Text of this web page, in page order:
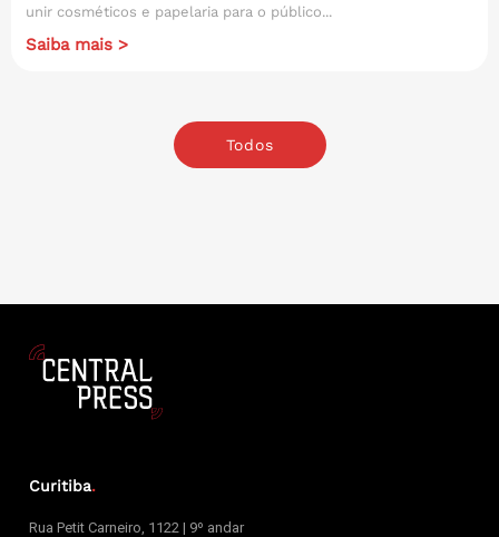
unir cosméticos e papelaria para o público...
Saiba mais >
Todos
Curitiba.
Rua Petit Carneiro, 1122 | 9º andar